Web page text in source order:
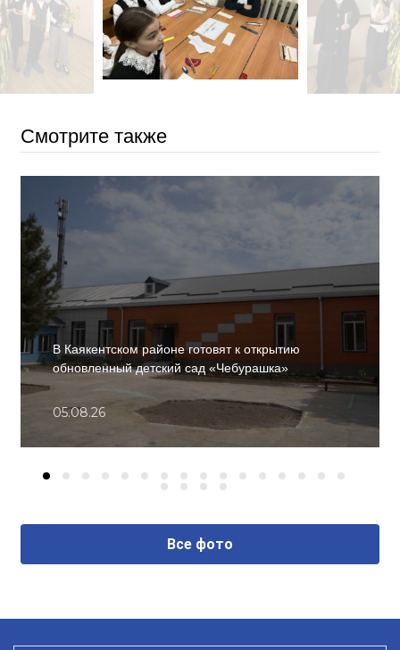
Смотрите также
В Каякентском районе готовят к открытию
обновленный детский сад «Чебурашка»
05.08.26
Все фото